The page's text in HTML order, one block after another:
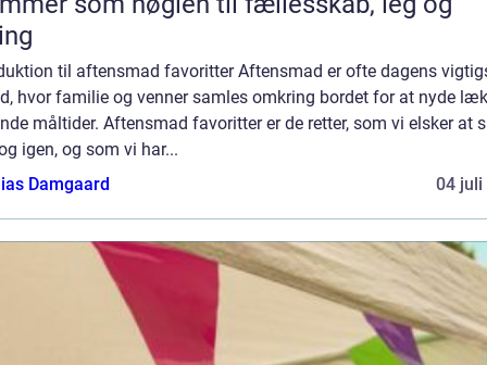
til aftensmad favoritter Aftensmad er ofte dagens
hvor familie og venner samles omkring bordet for at nyde
måltider. Aftensmad favoritter er de retter, som vi elsker at
igen, og som vi har...
Damgaard
04 juli